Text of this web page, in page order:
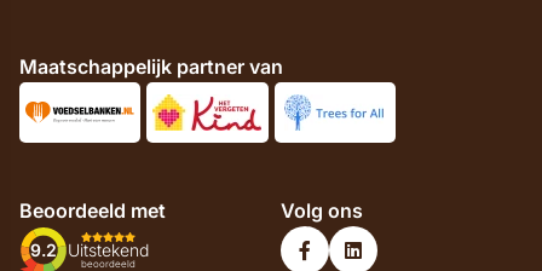
Maatschappelijk partner van
Beoordeeld met
9.2 Uitstekend
beoordeeld
Volg ons